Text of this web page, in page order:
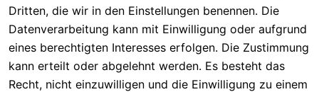
0
Soundmaster HighLine NR955SW Nostalgie Retro
Kompaktanlage Stereoanlage Radio DAB+ UKW
Radio USB CD Player MP3 Bluetooth Digitalradio
119,95 €*
149,00 €
Dritten, die wir in den Einstellungen benennen. Die
Datenverarbeitung kann mit Einwilligung oder aufgrund
eines berechtigten Interesses erfolgen. Die Zustimmung
kann erteilt oder abgelehnt werden. Es besteht das
Recht, nicht einzuwilligen und die Einwilligung zu einem